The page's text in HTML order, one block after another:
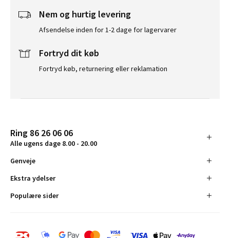
Nem og hurtig levering
Afsendelse inden for 1-2 dage for lagervarer
Fortryd dit køb
Fortryd køb, returnering eller reklamation
Ring 86 26 06 06
Alle ugens dage 8.00 - 20.00
Genveje
Ekstra ydelser
Populære sider